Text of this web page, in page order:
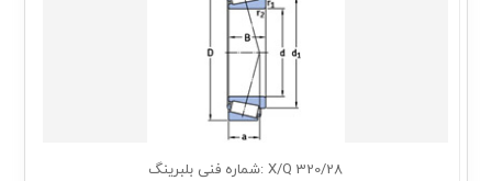
320/28 X/Q :شماره فنی بلبرینگ